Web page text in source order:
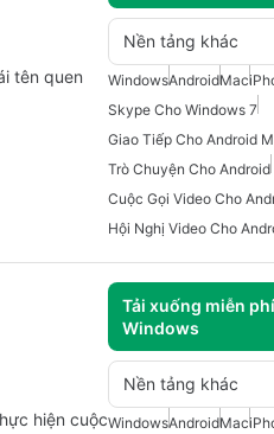
Nền tảng khác
tên quen
WindowsAndroidMac
Skype Cho Windows 7
Giao Tiếp Cho Android
Trò Chuyện Cho Android
Cuộc Gọi Video Cho
Hội Nghị Video Cho
Tải xuống miễn
Windows
Nền tảng khác
hiện cuộcWindowsAndroidMac